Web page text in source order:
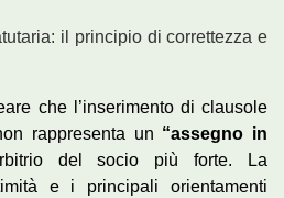
il principio di correttezza e
che l’inserimento di clausole
rappresenta un “assegno in
del socio più forte. La
e i principali orientamenti